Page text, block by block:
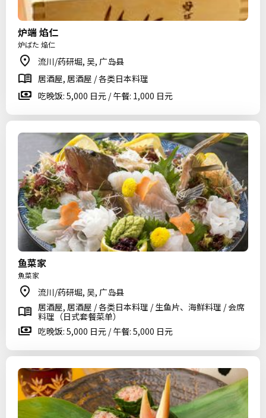
炉端 焰仁
炉ばた 焔仁
流川/药研堀, 吴, 广岛县
居酒屋, 居酒屋 / 各类日本料理
吃晚饭: 5,000 日元 / 午餐: 1,000 日元
鱼菜家
魚菜家
流川/药研堀, 吴, 广岛县
居酒屋, 居酒屋 / 各类日本料理 / 生鱼片、海鲜料理 / 会席
料理（日式套餐菜单）
吃晚饭: 5,000 日元 / 午餐: 5,000 日元